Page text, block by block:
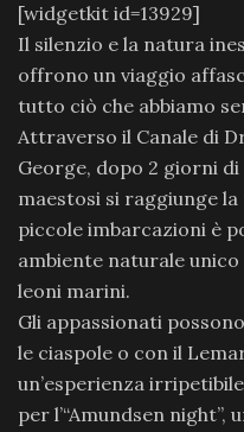
[widgetkit id=13929]
Il silenzio e la natura
offrono un viaggio
tutto ciò che abbiamo
Attraverso il Canale di
George, dopo 2 giorni
maestosi si raggiunge
piccole imbarcazioni è
ambiente naturale
leoni marini.
Gli appassionati
le ciaspole o con il
un’esperienza
per l’“Amundsen